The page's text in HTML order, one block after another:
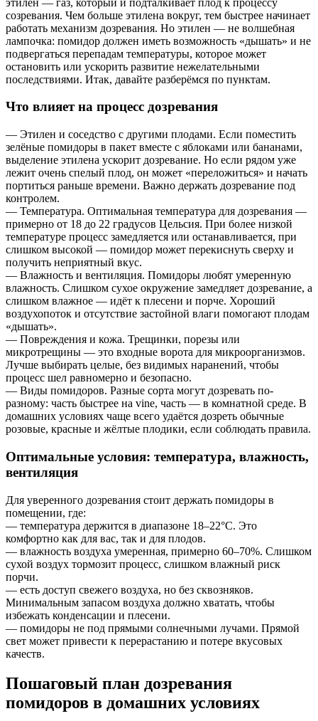
созревания. Чем больше этилена вокруг, тем быстрее начинает
работать механизм дозревания. Но этилен — не волшебная
лампочка: помидор должен иметь возможность «дышать» и не
подвергаться перепадам температуры, которое может
остановить или ускорить развитие нежелательными
последствиями. Итак, давайте разберёмся по пунктам.
Что влияет на процесс дозревания
— Этилен и соседство с другими плодами. Если поместить
зелёные помидоры в пакет вместе с яблоками или бананами,
выделение этилена ускорит дозревание. Но если рядом уже
лежит очень спелый плод, он может «переложиться» и начать
портиться раньше времени. Важно держать дозревание под
контролем.
— Температура. Оптимальная температура для дозревания —
примерно от 18 до 22 градусов Цельсия. При более низкой
температуре процесс замедляется или останавливается, при
слишком высокой — помидор может перекиснуть сверху и
получить неприятный вкус.
— Влажность и вентиляция. Помидоры любят умеренную
влажность. Слишком сухое окружение замедляет дозревание, а
слишком влажное — идёт к плесени и порче. Хороший
воздухопоток и отсутствие застойной влаги помогают плодам
«дышать».
— Повреждения и кожа. Трещинки, порезы или
микротрещины — это входные ворота для микроорганизмов.
Лучше выбирать целые, без видимых наранений, чтобы
процесс шел равномерно и безопасно.
— Виды помидоров. Разные сорта могут дозревать по-
разному: часть быстрее на vine, часть — в комнатной среде. В
домашних условиях чаще всего удаётся дозреть обычные
розовые, красные и жёлтые плодики, если соблюдать правила.
Оптимальные условия: температура, влажность,
вентиляция
Для уверенного дозревания стоит держать помидоры в
помещении, где:
— температура держится в диапазоне 18–22°C. Это
комфортно как для вас, так и для плодов.
— влажность воздуха умеренная, примерно 60–70%. Слишком
сухой воздух тормозит процесс, слишком влажный риск
порчи.
— есть доступ свежего воздуха, но без сквозняков.
Минимальным запасом воздуха должно хватать, чтобы
избежать конденсации и плесени.
— помидоры не под прямыми солнечными лучами. Прямой
свет может привести к перерастанию и потере вкусовых
качеств.
Пошаговый план дозревания
помидоров в домашних условиях